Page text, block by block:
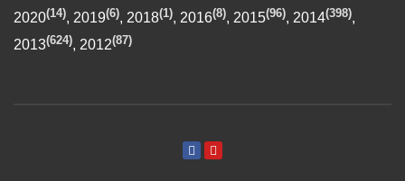
2020(14), 2019(6), 2018(1), 2016(8), 2015(96), 2014(398),
2013(624), 2012(87)